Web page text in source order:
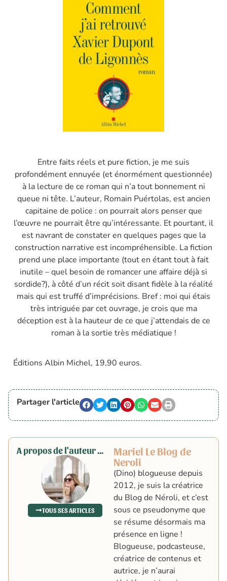
Entre faits réels et pure fiction, je me suis
profondément ennuyée (et énormément questionnée)
à la lecture de ce roman qui n’a tout bonnement ni
queue ni tête. L’auteur, Romain Puértolas, est ancien
capitaine de police : on pourrait alors penser que
l’œuvre ne pourrait être qu’intéressante. Et pourtant, il
est navrant de constater en quelques pages que la
construction narrative est incompréhensible. La fiction
prend une place importante (tout en étant tout à fait
inutile – quel besoin de romancer une affaire déjà si
sordide?), à côté d’un récit soit disant fidèle à la réalité
mais qui est truffé d’imprécisions. Bref : moi qui étais
très intriguée par cet ouvrage, je crois que ma
déception est à la hauteur de ce que j’attendais de ce
roman à la sortie très médiatique !
Éditions Albin Michel, 19,90 euros.
Partager l'article
A propos de l'auteur ...
TOUS SES ARTICLES
Mariel Le Blog de
Neroli
(Dino) blogueuse depuis
2012, je suis la créatrice
du Blog de Néroli, et c’est
sous ce pseudonyme que
se résume désormais ma
présence en ligne !
Blogueuse, podcasteuse,
créatrice de contenus et
autrice, je n’aurai